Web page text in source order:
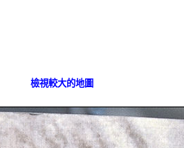
檢視較大的地圖